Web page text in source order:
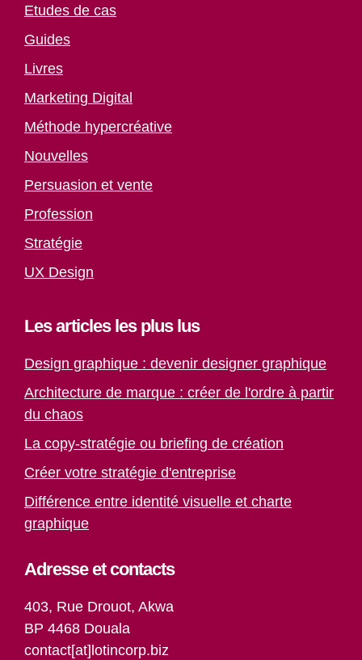
Etudes de cas
Guides
Livres
Marketing Digital
Méthode hypercréative
Nouvelles
Persuasion et vente
Profession
Stratégie
UX Design
Les articles les plus lus
Design graphique : devenir designer graphique
Architecture de marque : créer de l'ordre à partir
du chaos
La copy-stratégie ou briefing de création
Créer votre stratégie d'entreprise
Différence entre identité visuelle et charte
graphique
Adresse et contacts
403, Rue Drouot, Akwa
BP 4468 Douala
contact[at]lotincorp.biz